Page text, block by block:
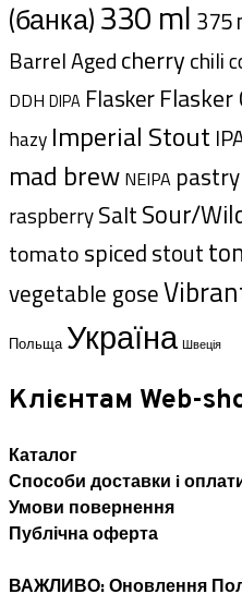
(банка)330 ml 375
Barrel Agedcherrychili
DDH DIPA FlaskerFlasker
hazy Imperial Stout
mad brew NEIPA pastry
raspberrySaltSour/
tomatospicedstout
vegetable gose
Польща Україна Швеція
Клієнтам Web-
Каталог
Способи доставки i
Умови повернення
Публічна оферта
ВАЖЛИВО: Оновлення